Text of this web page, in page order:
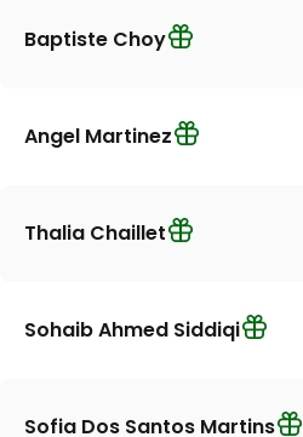
Baptiste Choy
Angel Martinez
Thalia Chaillet
Sohaib Ahmed Siddiqi
Sofia Dos Santos Martins